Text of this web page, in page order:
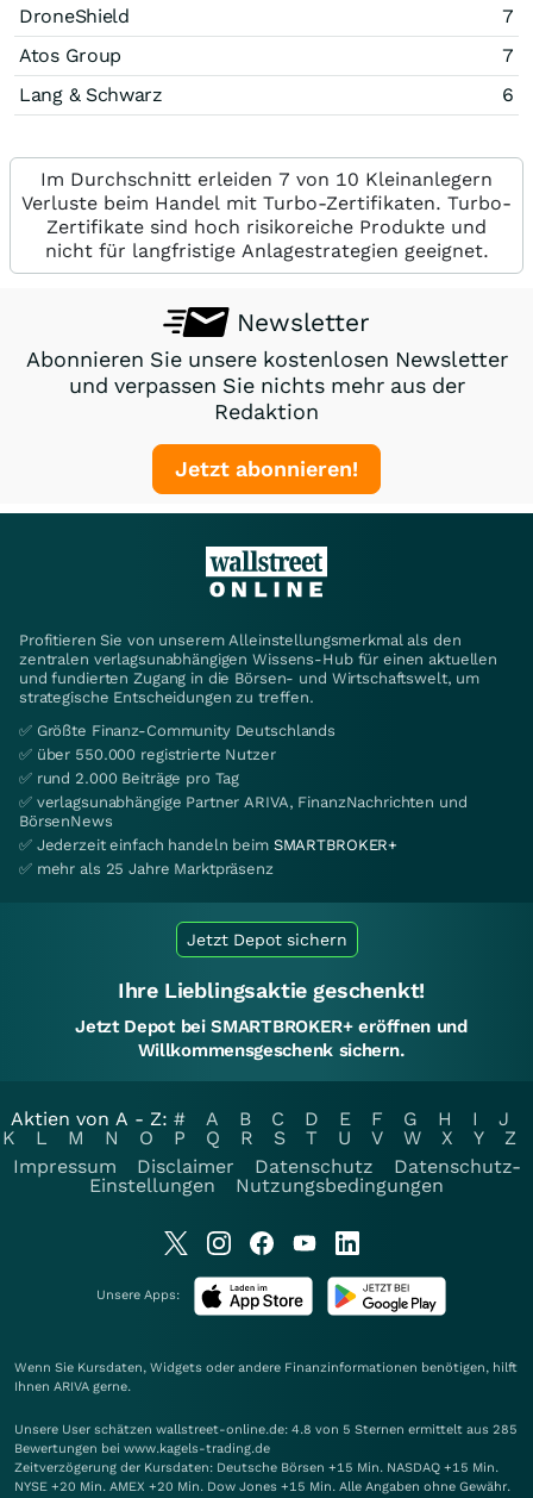
DroneShield
7
Atos Group
7
Lang & Schwarz
6
Im Durchschnitt erleiden 7 von 10 Kleinanlegern
Verluste beim Handel mit Turbo-Zertifikaten. Turbo-
Zertifikate sind hoch risikoreiche Produkte und
nicht für langfristige Anlagestrategien geeignet.
Newsletter
Abonnieren Sie unsere kostenlosen Newsletter
und verpassen Sie nichts mehr aus der
Redaktion
Jetzt abonnieren!
Profitieren Sie von unserem Alleinstellungsmerkmal als den
zentralen verlagsunabhängigen Wissens-Hub für einen aktuellen
und fundierten Zugang in die Börsen- und Wirtschaftswelt, um
strategische Entscheidungen zu treffen.
✅ Größte Finanz-Community Deutschlands
✅ über 550.000 registrierte Nutzer
✅ rund 2.000 Beiträge pro Tag
✅ verlagsunabhängige Partner ARIVA, FinanzNachrichten und
BörsenNews
✅ Jederzeit einfach handeln beim SMARTBROKER+
✅ mehr als 25 Jahre Marktpräsenz
Jetzt Depot sichern
Ihre Lieblingsaktie geschenkt!
Jetzt Depot bei SMARTBROKER+ eröffnen und
Willkommensgeschenk sichern.
Aktien von A - Z: # A B C D E F G H I
J
K
L M N O P Q R S T U V W X Y
Z
Impressum
Disclaimer Datenschutz
Datenschutz-
Einstellungen
Nutzungsbedingungen
Unsere Apps:
Wenn Sie Kursdaten, Widgets oder andere Finanzinformationen benötigen, hilft
Ihnen ARIVA gerne.
Unsere User schätzen wallstreet-online.de: 4.8 von 5 Sternen ermittelt aus 285
Bewertungen bei www.kagels-trading.de
Zeitverzögerung der Kursdaten: Deutsche Börsen +15 Min. NASDAQ +15 Min.
NYSE +20 Min. AMEX +20 Min. Dow Jones +15 Min. Alle Angaben ohne Gewähr.